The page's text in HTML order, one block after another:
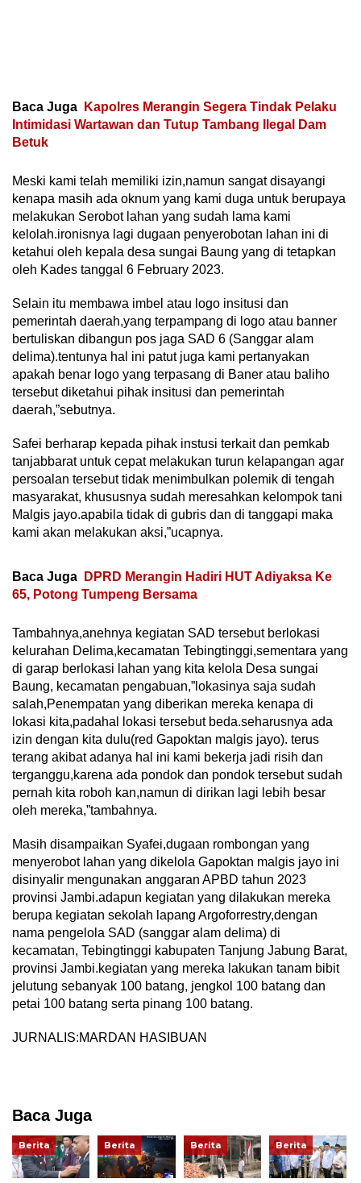
Baca Juga
Kapolres Merangin Segera Tindak Pelaku
Intimidasi Wartawan dan Tutup Tambang Ilegal Dam
Betuk
Meski kami telah memiliki izin,namun sangat disayangi
kenapa masih ada oknum yang kami duga untuk berupaya
melakukan Serobot lahan yang sudah lama kami
kelolah.ironisnya lagi dugaan penyerobotan lahan ini di
ketahui oleh kepala desa sungai Baung yang di tetapkan
oleh Kades tanggal 6 February 2023.
Selain itu membawa imbel atau logo insitusi dan
pemerintah daerah,yang terpampang di logo atau banner
bertuliskan dibangun pos jaga SAD 6 (Sanggar alam
delima).tentunya hal ini patut juga kami pertanyakan
apakah benar logo yang terpasang di Baner atau baliho
tersebut diketahui pihak insitusi dan pemerintah
daerah,”sebutnya.
Safei berharap kepada pihak instusi terkait dan pemkab
tanjabbarat untuk cepat melakukan turun kelapangan agar
persoalan tersebut tidak menimbulkan polemik di tengah
masyarakat, khususnya sudah meresahkan kelompok tani
Malgis jayo.apabila tidak di gubris dan di tanggapi maka
kami akan melakukan aksi,”ucapnya.
Baca Juga
DPRD Merangin Hadiri HUT Adiyaksa Ke
65, Potong Tumpeng Bersama
Tambahnya,anehnya kegiatan SAD tersebut berlokasi
kelurahan Delima,kecamatan Tebingtinggi,sementara yang
di garap berlokasi lahan yang kita kelola Desa sungai
Baung, kecamatan pengabuan,”lokasinya saja sudah
salah,Penempatan yang diberikan mereka kenapa di
lokasi kita,padahal lokasi tersebut beda.seharusnya ada
izin dengan kita dulu(red Gapoktan malgis jayo). terus
terang akibat adanya hal ini kami bekerja jadi risih dan
terganggu,karena ada pondok dan pondok tersebut sudah
pernah kita roboh kan,namun di dirikan lagi lebih besar
oleh mereka,”tambahnya.
Masih disampaikan Syafei,dugaan rombongan yang
menyerobot lahan yang dikelola Gapoktan malgis jayo ini
disinyalir mengunakan anggaran APBD tahun 2023
provinsi Jambi.adapun kegiatan yang dilakukan mereka
berupa kegiatan sekolah lapang Argoforrestry,dengan
nama pengelola SAD (sanggar alam delima) di
kecamatan, Tebingtinggi kabupaten Tanjung Jabung Barat,
provinsi Jambi.kegiatan yang mereka lakukan tanam bibit
jelutung sebanyak 100 batang, jengkol 100 batang dan
petai 100 batang serta pinang 100 batang.
JURNALIS:MARDAN HASIBUAN
Baca Juga
Berita Berita Berita Berita